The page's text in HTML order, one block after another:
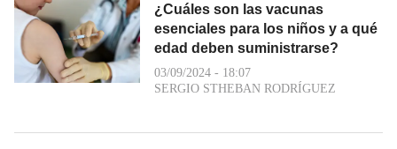
¿Cuáles son las vacunas
esenciales para los niños y a qué
edad deben suministrarse?
03/09/2024 - 18:07
SERGIO STHEBAN RODRÍGUEZ